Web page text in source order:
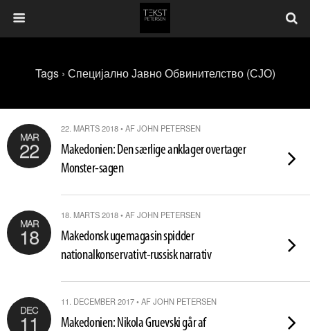
Tags › Специјално Јавно Обвинителство (СЈО)
MAR
22
22. MARTS 2018 • AF JOHN PETERSEN
Makedonien: Den særlige anklager overtager
Monster-sagen
MAR
18
18. MARTS 2018 • AF JOHN PETERSEN
Makedonsk ugemagasin spidder
nationalkonservativt-russisk narrativ
DEC
11
11. DECEMBER 2017 • AF JOHN PETERSEN
Makedonien: Nikola Gruevski går af